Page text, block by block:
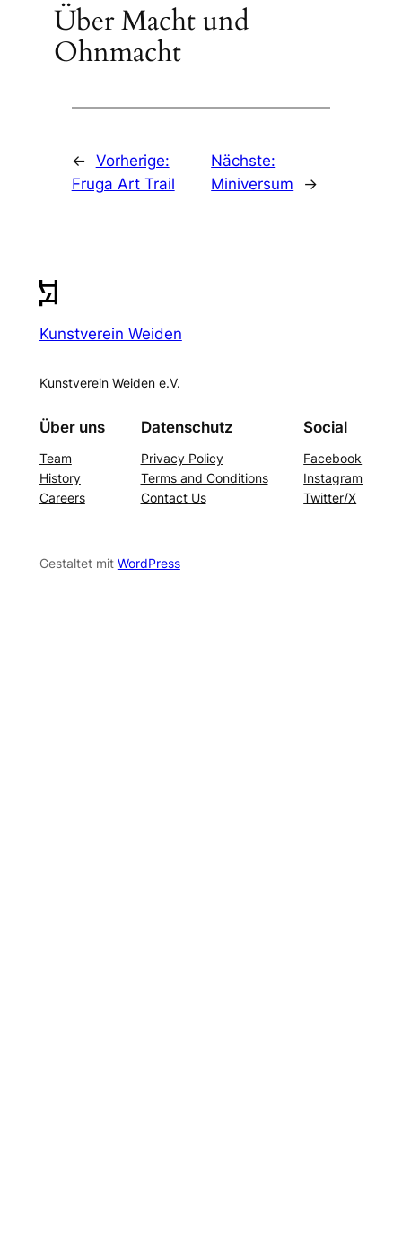
Über Macht und
Ohnmacht
← Vorherige:
Fruga Art Trail
Nächste:
Miniversum
→
Kunstverein Weiden
Kunstverein Weiden e.V.
Über uns
Team
History
Careers
Datenschutz
Privacy Policy
Terms and Conditions
Contact Us
Social
Facebook
Instagram
Twitter/X
Gestaltet mit WordPress